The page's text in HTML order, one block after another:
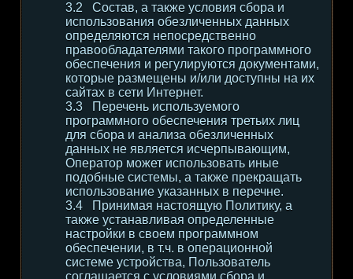
Состав, а также условия сбора и
использования обезличенных данных
определяются непосредственно
правообладателями такого программного
обеспечения и регулируются документами,
которые размещены и/или доступны на их
сайтах в сети Интернет.
Перечень используемого
программного обеспечения третьих лиц
для сбора и анализа обезличенных
данных не является исчерпывающим,
Оператор может использовать иные
подобные системы, а также прекращать
использование указанных в перечне.
Принимая настоящую Политику, а
также устанавливая определенные
настройки в своем программном
обеспечении, в т.ч. в операционной
системе устройства, Пользователь
соглашается с условиями сбора и